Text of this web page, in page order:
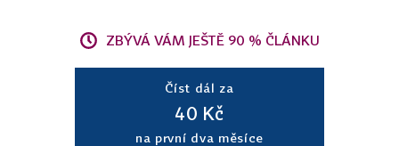
ZBÝVÁ VÁM JEŠTĚ 90 % ČLÁNKU
Číst dál za
40 Kč
na první dva měsíce